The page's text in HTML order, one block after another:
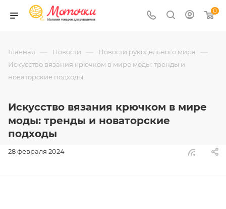
0
Главная — Новости — Новости рукодельного мира —
Искусство вязания крючком в мире моды: тренды и
новаторские подходы
Искусство вязания крючком в мире
моды: тренды и новаторские
подходы
28 февраля 2024